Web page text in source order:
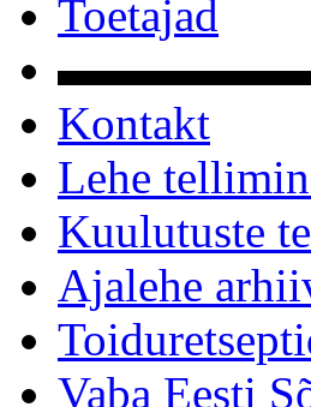
Toetajad
Kontakt
Lehe
Kuulutuste
Ajalehe
Vaba Eesti